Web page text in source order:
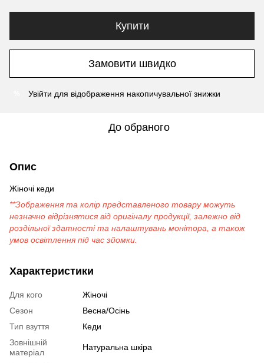
Купити
Замовити швидко
Увійти для відображення накопичувальної знижки
До обраного
Опис
Жіночі кеди
**Зображення та колір представленого товару можуть
незначно відрізнятися від оригіналу продукції, залежно від
роздільної здатності та налаштувань монітора, а також
умов освітлення під час зйомки.
Характеристики
Для кого
Жіночі
Сезон
Весна/Осінь
Тип взуття
Кеди
Зовнішній
матеріал
Натуральна шкіра